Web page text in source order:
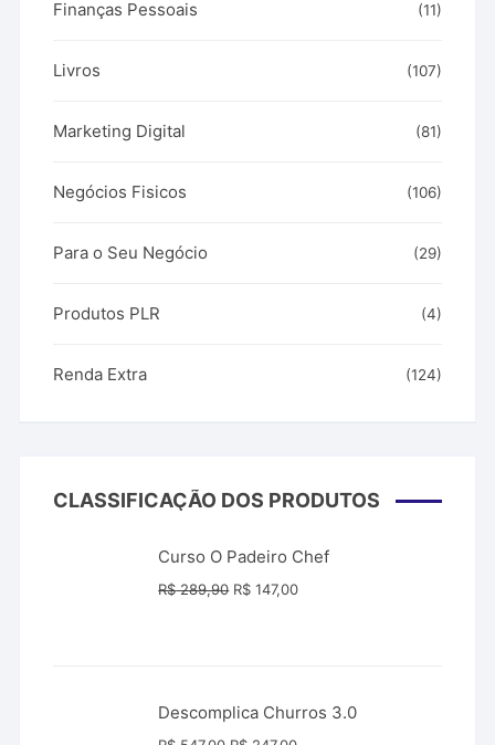
Finanças Pessoais (11)
Livros (107)
Marketing Digital (81)
Negócios Fisicos (106)
Para o Seu Negócio (29)
Produtos PLR (4)
Renda Extra (124)
CLASSIFICAÇÃO DOS PRODUTOS
Curso O Padeiro Chef
R$289,90 O
R$ 147,00O
Descomplica Churros 3.0